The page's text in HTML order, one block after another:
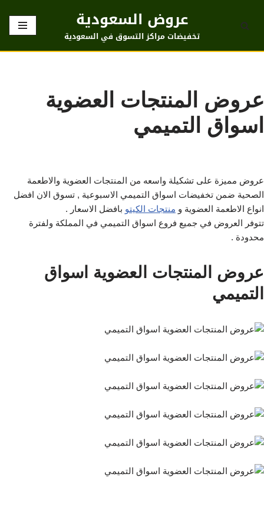
تخطى
عروض السعودية
تخفيضات مراكز التسوق في السعودية
عروض المنتجات العضوية
اسواق التميمي
عروض مميزة على تشكيلة واسعه من المنتجات العضوية والاطعمة
الصحية ضمن تخفيضات اسواق التميمي الاسبوعية , تسوق الان افضل
انواع الاطعمة العضوية و منتجات الكيتو بافضل الاسعار .
تتوفر العروض في جميع فروع اسواق التميمي في المملكة ولفترة
محدودة .
عروض المنتجات العضوية اسواق
التميمي